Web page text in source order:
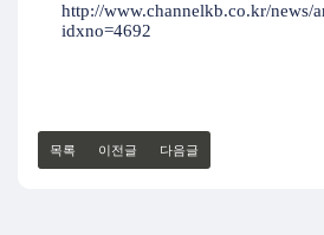
http://www.channelkb.co.kr/news/
idxno=4692
목록 이전글 다음글